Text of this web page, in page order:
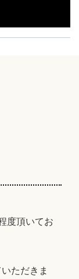
度頂いてお
ただきま